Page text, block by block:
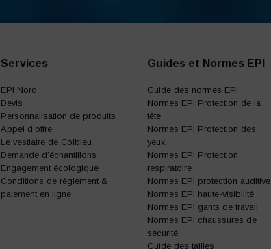
Services
EPI Nord
Devis
Personnalisation de produits
Appel d’offre
Le vestiaire de Colbleu
Demande d’échantillons
Engagement écologique
Conditions de règlement &
paiement en ligne
Guides et Normes EPI
Guide des normes EPI
Normes EPI Protection de la
tête
Normes EPI Protection des
yeux
Normes EPI Protection
respiratoire
Normes EPI protection auditive
Normes EPI haute-visibilité
Normes EPI gants de travail
Normes EPI chaussures de
sécurité
Guide des tailles